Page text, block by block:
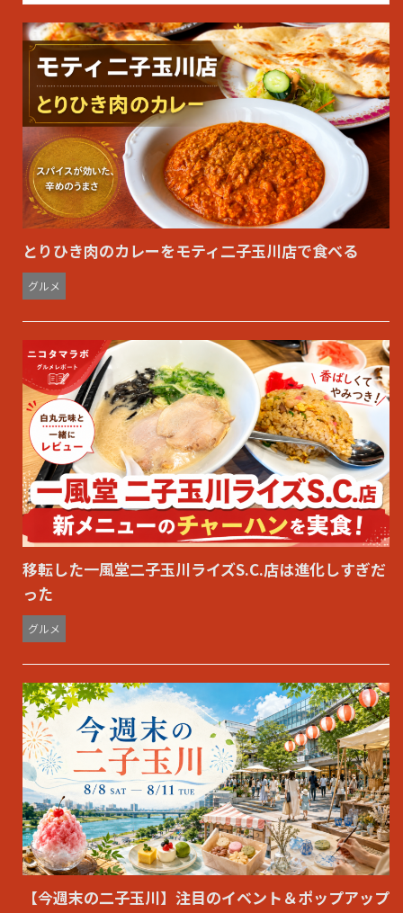
とりひき肉のカレーをモティ二子玉川店で食べる
グルメ
移転した一風堂二子玉川ライズS.C.店は進化しすぎだ
った
グルメ
【今週末の二子玉川】注目のイベント＆ポップアップ